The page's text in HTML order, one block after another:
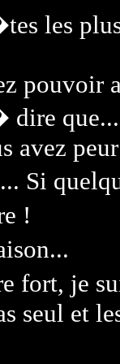
les
pouvoir
que...
avez
Si
!
fort, je
seul et